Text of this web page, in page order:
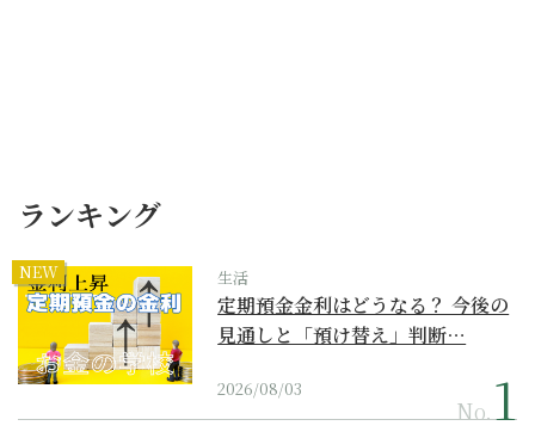
ランキング
NEW 生活
定期預金金利はどうなる？ 今後の
見通しと「預け替え」判断…
2026/08/03
No.